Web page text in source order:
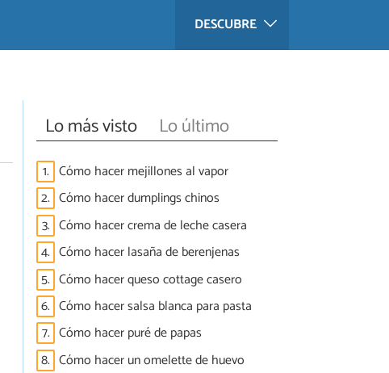
DESCUBRE
Lo más visto Lo último
1. Cómo hacer mejillones al vapor
2. Cómo hacer dumplings chinos
3. Cómo hacer crema de leche casera
4. Cómo hacer lasaña de berenjenas
5. Cómo hacer queso cottage casero
6. Cómo hacer salsa blanca para pasta
7. Cómo hacer puré de papas
8. Cómo hacer un omelette de huevo